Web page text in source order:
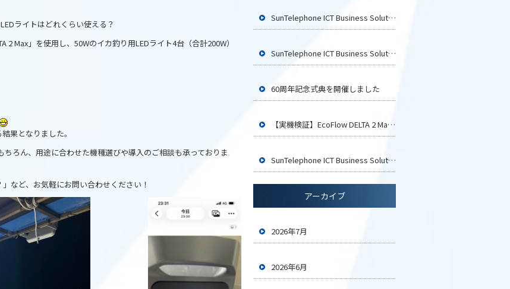
ライトはどれくらい使える？
2 Max」を使用し、50Wのイカ釣り用LEDライト4台（合計200W）
果となりました。
ちろん、用途に合わせた機種選びや導入のご相談も承っておりま
など、お気軽にお問い合わせください！
SunTelephone ICT Business Solution2026 広島に参加いたします
SunTelephone ICT Business Solution2026 福岡に参加いたします
60周年記念式典を開催しました
【実機検証】EcoFlow DELTA 2 Maxでイカ釣り用LEDライト4台は何時間使える？
SunTelephone ICT Business Solution2026 大阪に参加いたします
アーカイブ
2026年7月
2026年6月